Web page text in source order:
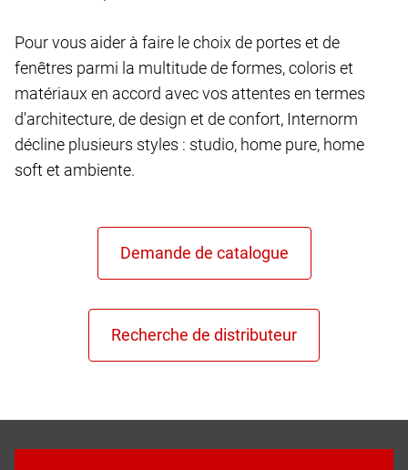
Pour vous aider à faire le choix de portes et de
fenêtres parmi la multitude de formes, coloris et
matériaux en accord avec vos attentes en termes
d'architecture, de design et de confort, Internorm
décline plusieurs styles : studio, home pure, home
soft et ambiente.